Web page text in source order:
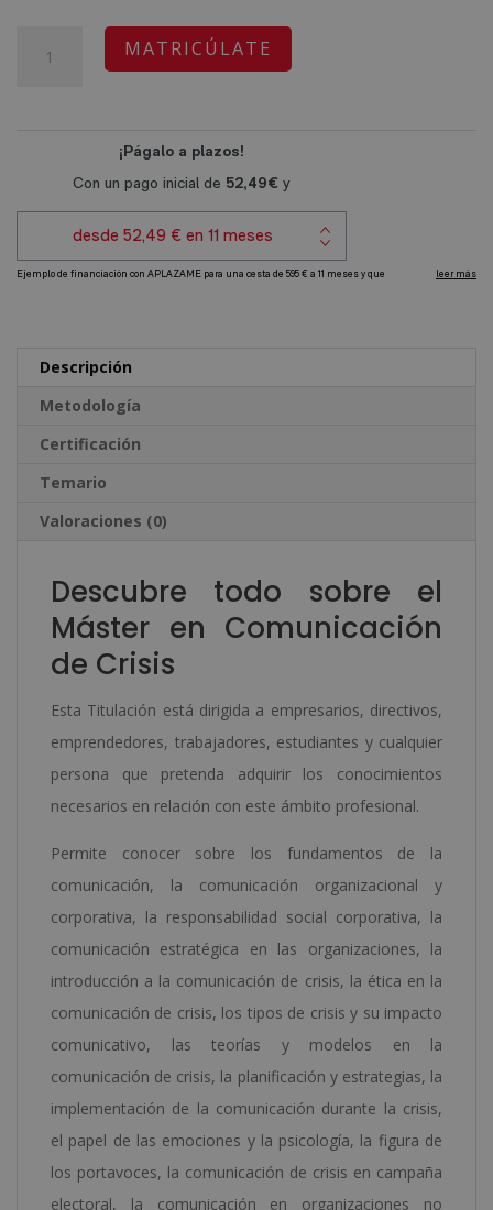
Diploma
Autentificado
Europeo
MATRICÚLATE
t
Descripción
Metodología
Certificación
Temario
Valoraciones (0)
Descubre todo sobre el
Máster en Comunicación
de Crisis
Esta Titulación está dirigida a empresarios, directivos,
emprendedores, trabajadores, estudiantes y cualquier
persona que pretenda adquirir los conocimientos
necesarios en relación con este ámbito profesional.
Permite conocer sobre los fundamentos de la
comunicación, la comunicación organizacional y
corporativa, la responsabilidad social corporativa, la
comunicación estratégica en las organizaciones, la
introducción a la comunicación de crisis, la ética en la
comunicación de crisis, los tipos de crisis y su impacto
comunicativo, las teorías y modelos en la
comunicación de crisis, la planificación y estrategias, la
implementación de la comunicación durante la crisis,
el papel de las emociones y la psicología, la figura de
los portavoces, la comunicación de crisis en campaña
electoral, la comunicación en organizaciones no